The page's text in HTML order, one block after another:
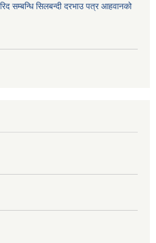
सम्बन्धि सिलबन्दी दरभाउ पत्र आहवानको